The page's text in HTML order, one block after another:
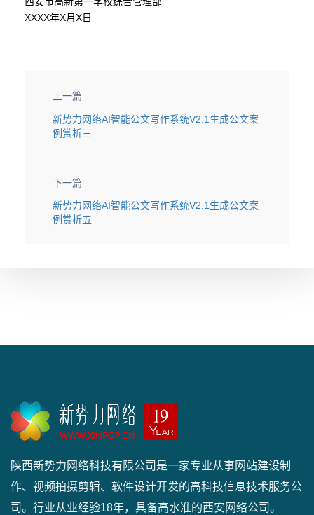
XXXX年X月X日
上一篇
新势力网络AI智能公文写作系统V2.1生成公文案
例赏析三
下一篇
新势力网络AI智能公文写作系统V2.1生成公文案
例赏析五
陕西新势力网络科技有限公司是一家专业从事网站建设制
作、视频拍摄剪辑、软件设计开发的高科技信息技术服务公
司。行业从业经验18年，具备高水准的西安网络公司。